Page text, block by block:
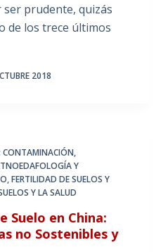
prudente, quizás
de los trece últimos
2018
CONTAMINACIÓN,
Y
,FERTILIDAD DE SUELOS Y
Y LA SALUD
Suelo en China:
no Sostenibles y